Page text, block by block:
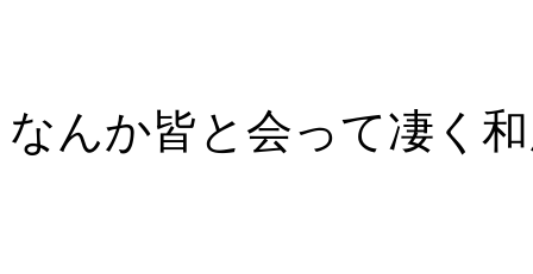
なんか皆と会って凄く